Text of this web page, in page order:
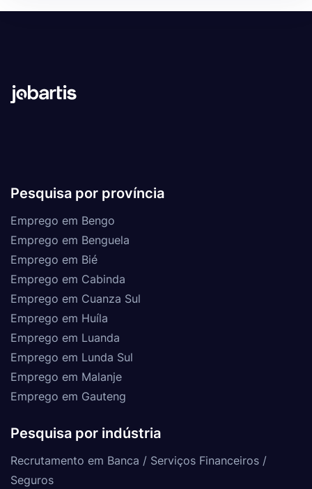
Pesquisa por província
Emprego em Bengo
Emprego em Benguela
Emprego em Bié
Emprego em Cabinda
Emprego em Cuanza Sul
Emprego em Huíla
Emprego em Luanda
Emprego em Lunda Sul
Emprego em Malanje
Emprego em Gauteng
Pesquisa por indústria
Recrutamento em Banca / Serviços Financeiros /
Seguros